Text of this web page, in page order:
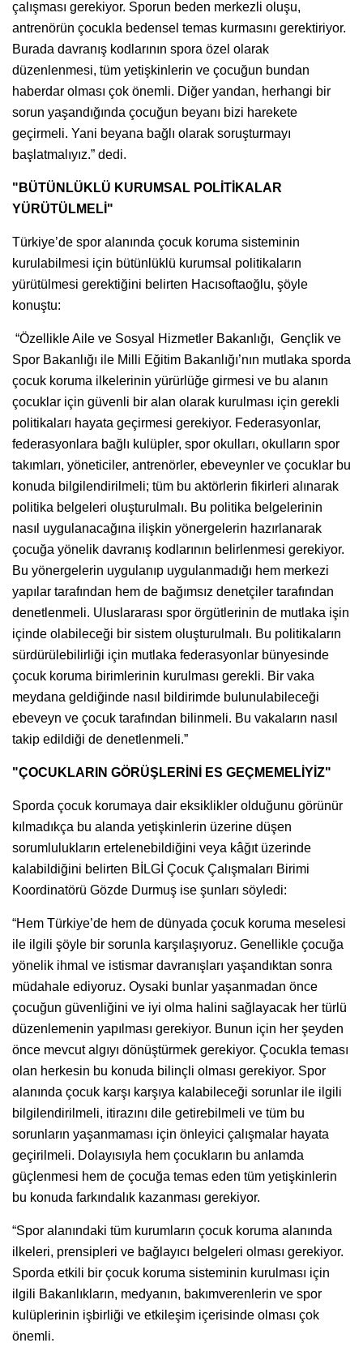
çalışması gerekiyor. Sporun beden merkezli oluşu,
antrenörün çocukla bedensel temas kurmasını gerektiriyor.
Burada davranış kodlarının spora özel olarak
düzenlenmesi, tüm yetişkinlerin ve çocuğun bundan
haberdar olması çok önemli. Diğer yandan, herhangi bir
sorun yaşandığında çocuğun beyanı bizi harekete
geçirmeli. Yani beyana bağlı olarak soruşturmayı
başlatmalıyız.” dedi.
"BÜTÜNLÜKLÜ KURUMSAL POLİTİKALAR
YÜRÜTÜLMELİ"
Türkiye’de spor alanında çocuk koruma sisteminin
kurulabilmesi için bütünlüklü kurumsal politikaların
yürütülmesi gerektiğini belirten Hacısoftaoğlu, şöyle
konuştu:
“Özellikle Aile ve Sosyal Hizmetler Bakanlığı, Gençlik ve
Spor Bakanlığı ile Milli Eğitim Bakanlığı’nın mutlaka sporda
çocuk koruma ilkelerinin yürürlüğe girmesi ve bu alanın
çocuklar için güvenli bir alan olarak kurulması için gerekli
politikaları hayata geçirmesi gerekiyor. Federasyonlar,
federasyonlara bağlı kulüpler, spor okulları, okulların spor
takımları, yöneticiler, antrenörler, ebeveynler ve çocuklar bu
konuda bilgilendirilmeli; tüm bu aktörlerin fikirleri alınarak
politika belgeleri oluşturulmalı. Bu politika belgelerinin
nasıl uygulanacağına ilişkin yönergelerin hazırlanarak
çocuğa yönelik davranış kodlarının belirlenmesi gerekiyor.
Bu yönergelerin uygulanıp uygulanmadığı hem merkezi
yapılar tarafından hem de bağımsız denetçiler tarafından
denetlenmeli. Uluslararası spor örgütlerinin de mutlaka işin
içinde olabileceği bir sistem oluşturulmalı. Bu politikaların
sürdürülebilirliği için mutlaka federasyonlar bünyesinde
çocuk koruma birimlerinin kurulması gerekli. Bir vaka
meydana geldiğinde nasıl bildirimde bulunulabileceği
ebeveyn ve çocuk tarafından bilinmeli. Bu vakaların nasıl
takip edildiği de denetlenmeli.”
"ÇOCUKLARIN GÖRÜŞLERİNİ ES GEÇMEMELİYİZ"
Sporda çocuk korumaya dair eksiklikler olduğunu görünür
kılmadıkça bu alanda yetişkinlerin üzerine düşen
sorumlulukların ertelenebildiğini veya kâğıt üzerinde
kalabildiğini belirten BİLGİ Çocuk Çalışmaları Birimi
Koordinatörü Gözde Durmuş ise şunları söyledi:
“Hem Türkiye’de hem de dünyada çocuk koruma meselesi
ile ilgili şöyle bir sorunla karşılaşıyoruz. Genellikle çocuğa
yönelik ihmal ve istismar davranışları yaşandıktan sonra
müdahale ediyoruz. Oysaki bunlar yaşanmadan önce
çocuğun güvenliğini ve iyi olma halini sağlayacak her türlü
düzenlemenin yapılması gerekiyor. Bunun için her şeyden
önce mevcut algıyı dönüştürmek gerekiyor. Çocukla teması
olan herkesin bu konuda bilinçli olması gerekiyor. Spor
alanında çocuk karşı karşıya kalabileceği sorunlar ile ilgili
bilgilendirilmeli, itirazını dile getirebilmeli ve tüm bu
sorunların yaşanmaması için önleyici çalışmalar hayata
geçirilmeli. Dolayısıyla hem çocukların bu anlamda
güçlenmesi hem de çocuğa temas eden tüm yetişkinlerin
bu konuda farkındalık kazanması gerekiyor.
“Spor alanındaki tüm kurumların çocuk koruma alanında
ilkeleri, prensipleri ve bağlayıcı belgeleri olması gerekiyor.
Sporda etkili bir çocuk koruma sisteminin kurulması için
ilgili Bakanlıkların, medyanın, bakımverenlerin ve spor
kulüplerinin işbirliği ve etkileşim içerisinde olması çok
önemli.